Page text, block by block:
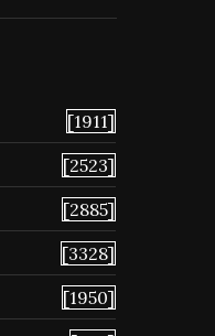
[1911]
[2523]
[2885]
[3328]
[1950]